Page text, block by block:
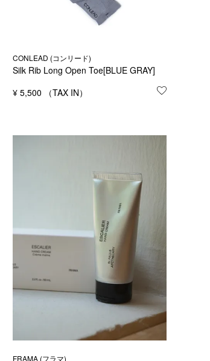
入りに登録する
CONLEAD (コンリード)
Silk Rib Long Open Toe[BLUE GRAY]
¥ 5,500
FRAMA (フラマ)